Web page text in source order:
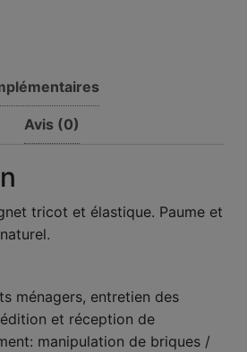
Avis (0)
tricot et élastique. Paume et
ménagers, entretien des
et réception de
manipulation de briques /